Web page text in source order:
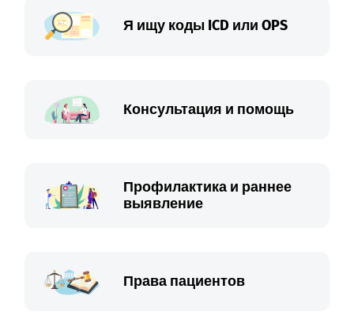
Я ищу коды ICD или OPS
Консультация и помощь
Профилактика и раннее
выявление
Права пациентов